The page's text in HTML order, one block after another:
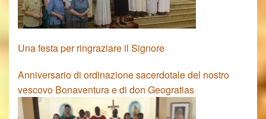
Una festa per ringraziare il Signore
Anniversario di ordinazione sacerdotale del nostro
vescovo Bonaventura e di don Geogratias